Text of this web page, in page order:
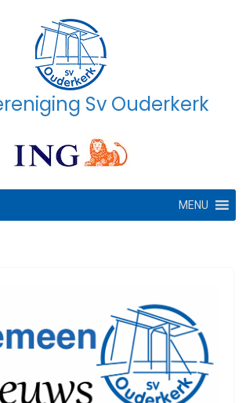
Sv Ouderkerk
MENU